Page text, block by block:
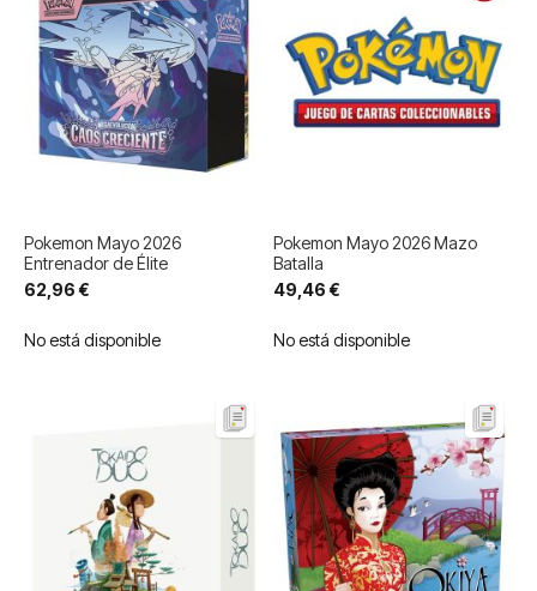
Pokemon Mayo 2026
Entrenador de Élite
62,96 €
No está disponible
Pokemon Mayo 2026 Mazo
Batalla
49,46 €
No está disponible